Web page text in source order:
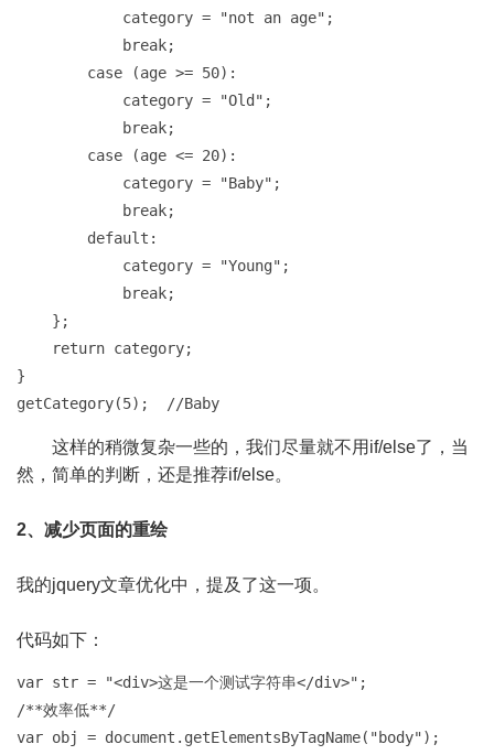
            category = "not an age";
            break;
        case (age >= 50):
            category = "Old";
            break;
        case (age <= 20):
            category = "Baby";
            break;
        default:
            category = "Young";
            break;
    };
    return category;
}
getCategory(5);  //Baby
这样的稍微复杂一些的，我们尽量就不用if/else了，当
然，简单的判断，还是推荐if/else。
2、减少页面的重绘
我的jquery文章优化中，提及了这一项。
代码如下：
var str = "<div>这是一个测试字符串</div>";
/**效率低**/
var obj = document.getElementsByTagName("body");